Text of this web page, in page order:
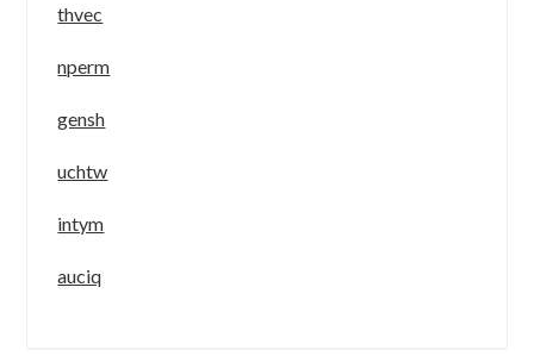
thvec
nperm
gensh
uchtw
intym
auciq